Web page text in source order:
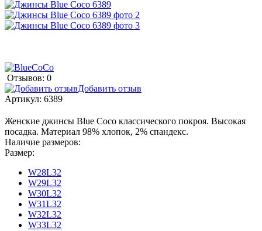
Отзывов: 0
Добавить отзыв
Артикул: 6389
Женские джинсы Blue Coco классического покроя. Высокая
посадка. Материал 98% хлопок, 2% спандекс.
Наличие размеров:
Размер:
W28L32
W29L32
W30L32
W31L32
W32L32
W33L32